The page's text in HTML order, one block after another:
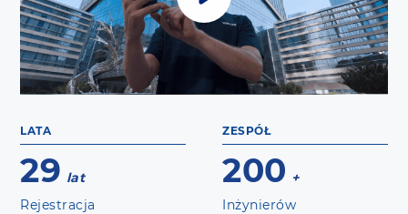
LATA
29 lat
Rejestracja
ZESPÓŁ
200 +
Inżynierów